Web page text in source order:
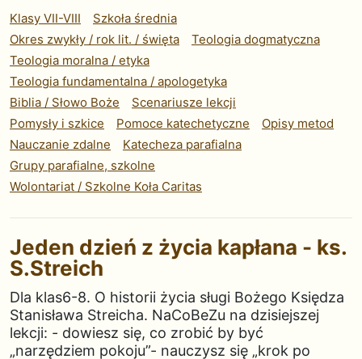
Klasy VII-VIII
Szkoła średnia
Okres zwykły / rok lit. / święta
Teologia dogmatyczna
Teologia moralna / etyka
Teologia fundamentalna / apologetyka
Biblia / Słowo Boże
Scenariusze lekcji
Pomysły i szkice
Pomoce katechetyczne
Opisy metod
Nauczanie zdalne
Katecheza parafialna
Grupy parafialne, szkolne
Wolontariat / Szkolne Koła Caritas
Jeden dzień z życia kapłana - ks.
S.Streich
Dla klas6-8. O historii życia sługi Bożego Księdza
Stanisława Streicha. NaCoBeZu na dzisiejszej
lekcji: - dowiesz się, co zrobić by być
„narzędziem pokoju”- nauczysz się „krok po